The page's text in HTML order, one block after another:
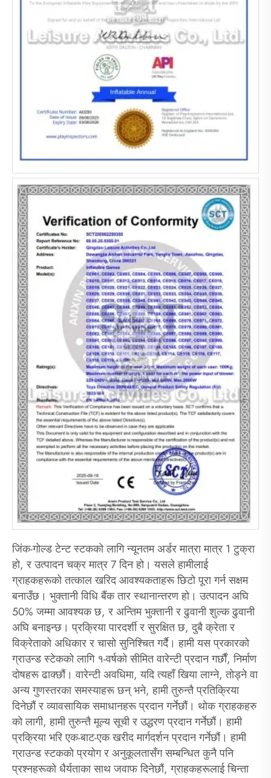
जिंक-गोल्ड टेन्ट स्टकको लागि न्यूनतम अर्डर मात्रा मात्र 1 टुक्रा
हो, र उत्पादन चक्र मात्र 7 दिन हो। यसले हामीलाई
ग्राहकहरूको तत्काल खरिद आवश्यकताहरू छिटो पूरा गर्न सक्षम
बनाउँछ। भुक्तानी विधि बैंक तार स्थानान्तरण हो। उत्पादन अघि
50% जम्मा आवश्यक छ, र अन्तिम भुक्तानी र ढुवानी शुल्क ढुवानी
अघि बनाइन्छ। प्रक्रिया पारदर्शी र सुरक्षित छ, दुबै क्रेता र
विक्रेताको अधिकार र चासो सुनिश्चित गर्दै। हामी यस प्रकारको
ग्राउन्ड स्टेकको लागि १-वर्षको सीमित वारेन्टी प्रदान गर्छौं, निर्माण
दोषहरू ढाक्छौं। वारेन्टी अवधिमा, यदि त्यहाँ खिया लाग्ने, तोड्ने वा
अन्य गुणस्तरका समस्याहरू छन् भने, हामी तुरुन्तै प्रतिक्रिया
दिनेछौं र व्यावसायिक समाधानहरू प्रदान गर्नेछौं। थोक ग्राहकहरु
को लागी, हामी तुरुन्तै मूल्य सूची र उद्धरण प्रदान गर्नेछौं। हामी
प्रक्रिया भरि एक-बाट-एक खरीद मार्गदर्शन प्रदान गर्नेछौं। हामी
ग्राउन्ड स्टकको प्रयोग र अनुकूलतासँग सम्बन्धित कुनै पनि
प्रश्नहरूको धैर्यताका साथ जवाफ दिनेछौं, ग्राहकहरूलाई चिन्ता